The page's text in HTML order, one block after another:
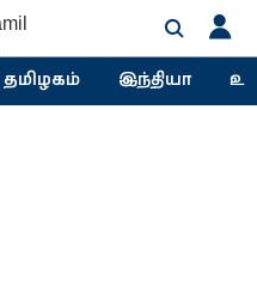
தமிழகம் இந்தியா